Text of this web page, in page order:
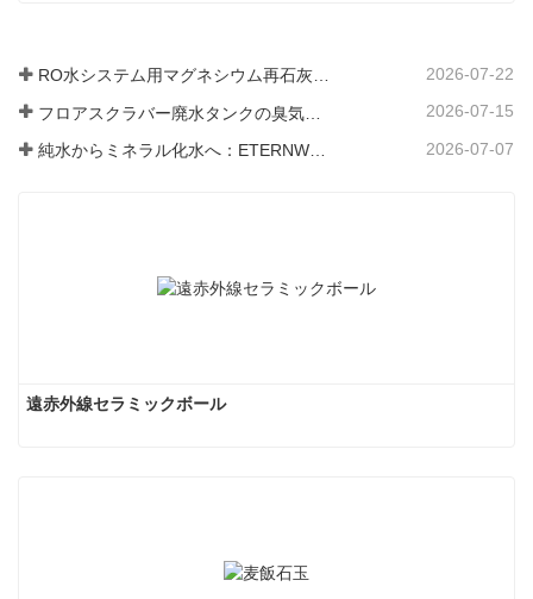
RO水システム用マグネシウム再石灰化フィルター媒体 2026-07-22
2026-07-15
2026-07-07
遠赤外線セラミックボール